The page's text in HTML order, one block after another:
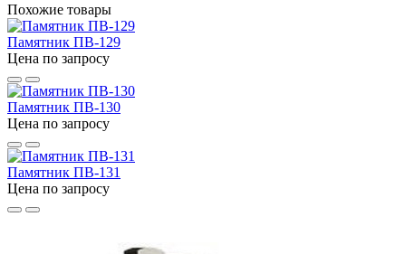
Похожие товары
Памятник ПВ-129
Цена по запросу
Памятник ПВ-130
Цена по запросу
Памятник ПВ-131
Цена по запросу